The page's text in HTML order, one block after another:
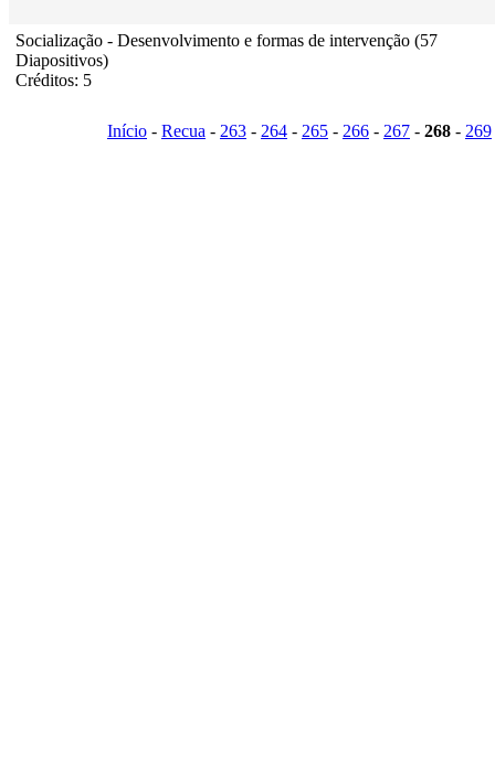
Socialização - Desenvolvimento e formas de intervenção (57
Diapositivos)
Créditos: 5
Início - Recua - 263 - 264 - 265 - 266 - 267 - 268 - 269